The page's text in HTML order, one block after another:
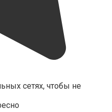
сетях, чтобы не